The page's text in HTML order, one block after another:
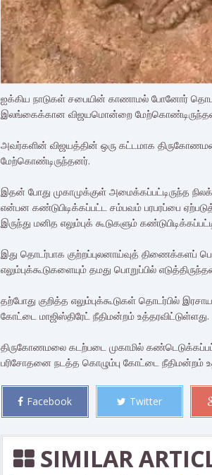
ஐக்கிய நாடுகள் சபையின் காணாமல் போனோர்
இலங்கைக்கான விஜயமொன்றை
அவர்களின் விஜயத்தின் ஒரு கட்டமாக
மேற்கொண்டிருந்தனர்.
இதன் போது முகாமுக்குள் அமைக்கப்பட்டிருந்த
என்பன கண்டுபிடிக்கப்பட்ட சம்பவம் பரபரப்பை
இருந்து மனித எலும்புக் கூடுகளும்
இது தொடர்பாக குற்றப்புலனாய்வுத் திணைக்களப்
எலும்புக்கூடுகளையும் தமது பொறுப்பில்
தற்போது குறித்த எலும்புக்கூடுகள் தொடர்பில்
கோட்டை மாஜிஸ்திரேட் நீதிமன்றம் உத்தரவிட்டுள்ளது.
திருகோணமலை கடற்படை முகாமில்
பரிசோதனை நடத்த கொழும்பு கோட்டை நீதிமன்றம்
Facebook Twitter
SIMILAR